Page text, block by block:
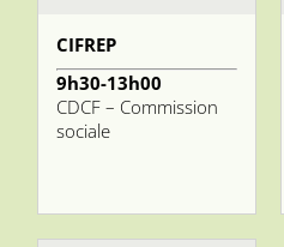
CIFREP
9h30-13h00
CDCF – Commission
sociale